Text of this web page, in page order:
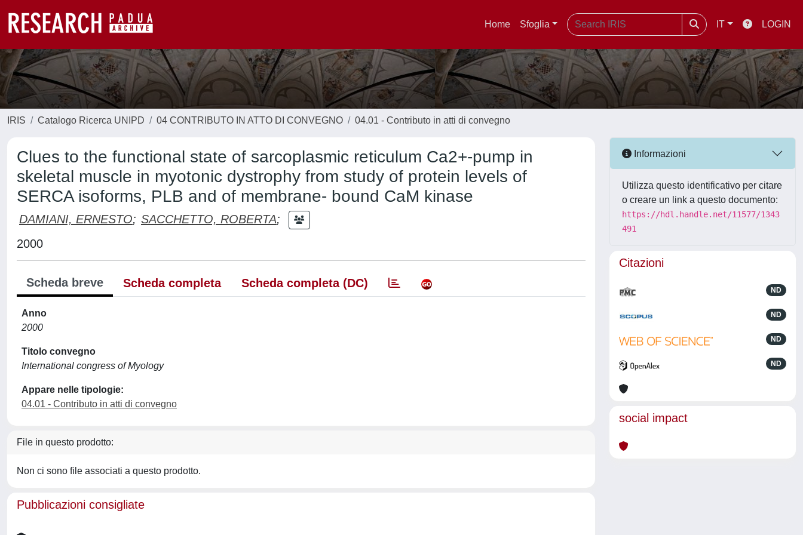
Home Sfoglia IT LOGIN
IRIS Catalogo Ricerca UNIPD 04 CONTRIBUTO IN ATTO DI CONVEGNO 04.01 - Contributo in atti di convegno
Clues to the functional state of sarcoplasmic reticulum Ca2+-pump in
skeletal muscle in myotonic dystrophy from study of protein levels of
SERCA isoforms, PLB and of membrane- bound CaM kinase
DAMIANI, ERNESTO; SACCHETTO, ROBERTA;
2000
Scheda breve Scheda completa Scheda completa (DC)
Anno
2000
Titolo convegno
International congress of Myology
Appare nelle tipologie:
04.01 - Contributo in atti di convegno
File in questo prodotto:
Non ci sono file associati a questo prodotto.
Pubblicazioni consigliate
Informazioni
Utilizza questo identificativo per citare
o creare un link a questo documento:
https://hdl.handle.net/11577/1343
491
Citazioni
ND
ND
ND
ND
social impact